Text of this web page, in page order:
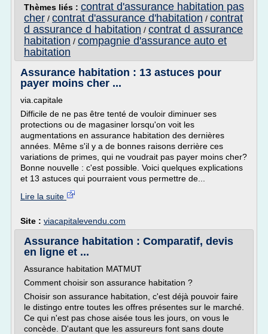
Thèmes liés : contrat d'assurance habitation pas
cher / contrat d'assurance d'habitation / contrat
d assurance d habitation / contrat d assurance
habitation / compagnie d'assurance auto et
habitation
Assurance habitation : 13 astuces pour
payer moins cher ...
via.capitale
Difficile de ne pas être tenté de vouloir diminuer ses
protections ou de magasiner lorsqu'on voit les
augmentations en assurance habitation des dernières
années. Même s'il y a de bonnes raisons derrière ces
variations de primes, qui ne voudrait pas payer moins cher?
Bonne nouvelle : c'est possible. Voici quelques explications
et 13 astuces qui pourraient vous permettre de...
Lire la suite
Site : viacapitalevendu.com
Assurance habitation : Comparatif, devis
en ligne et ...
Assurance habitation MATMUT
Comment choisir son assurance habitation ?
Choisir son assurance habitation, c'est déjà pouvoir faire
le distingo entre toutes les offres présentes sur le marché.
Ce qui n'est pas chose aisée tous les jours, on vous le
concède. D'autant que les assureurs font sans doute